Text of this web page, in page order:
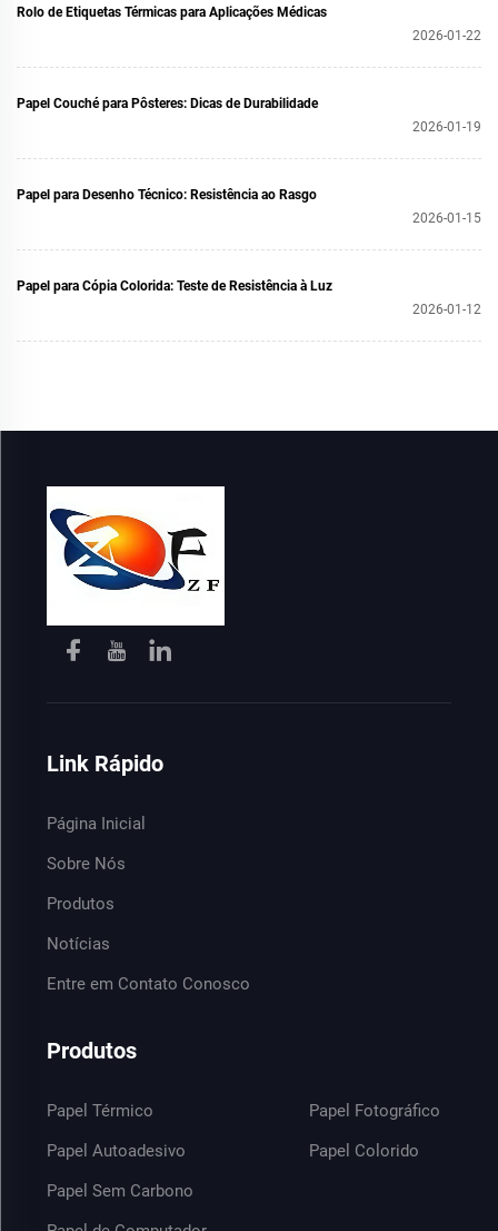
Rolo de Etiquetas Térmicas para Aplicações Médicas
2026-01-22
Papel Couché para Pôsteres: Dicas de Durabilidade
2026-01-19
Papel para Desenho Técnico: Resistência ao Rasgo
2026-01-15
Papel para Cópia Colorida: Teste de Resistência à Luz
2026-01-12
Link Rápido
Página Inicial
Sobre Nós
Produtos
Notícias
Entre em Contato Conosco
Produtos
Papel Térmico
Papel Autoadesivo
Papel Sem Carbono
Papel Fotográfico
Papel Colorido